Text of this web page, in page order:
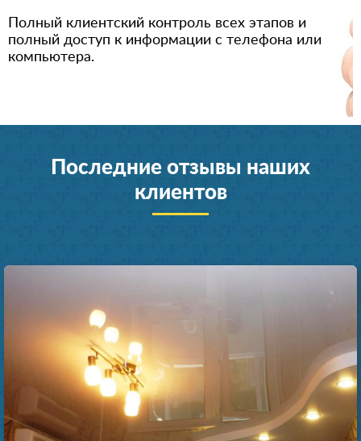
Полный клиентский контроль всех этапов и
полный доступ к информации с телефона или
компьютера.
Последние отзывы наших
клиентов